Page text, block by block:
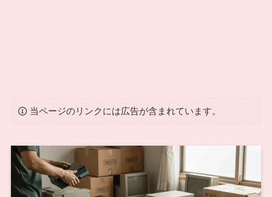
当ページのリンクには広告が含まれています。